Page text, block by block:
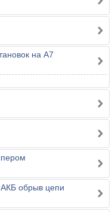
на А7
обрыв цепи